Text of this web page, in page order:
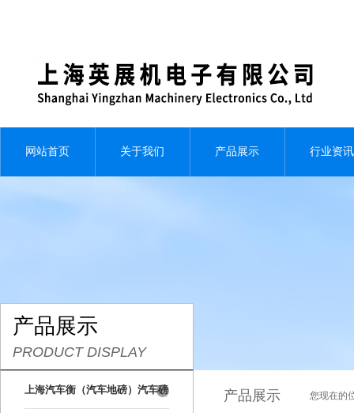
网站首页 关于我们 产品展示 行业资讯
产品展示
PRODUCT DISPLAY
上海汽车衡（汽车地磅）汽车磅 产品展示 您现在的